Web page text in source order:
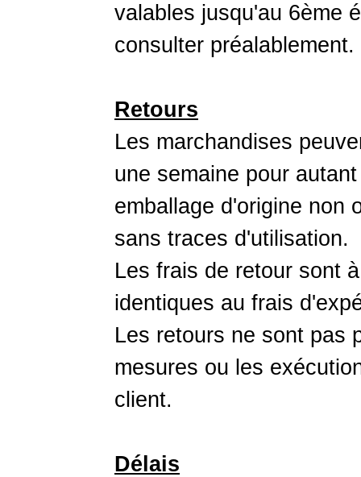
valables jusqu'au 6ème
consulter préalablement.
Retours
Les marchandises
une semaine pour
emballage d'origine non
sans traces d'utilisation.
Les frais de retour sont
identiques au frais
Les retours ne sont pas
mesures ou les
client.
Délais